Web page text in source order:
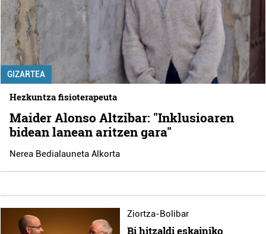
GIZARTEA
Hezkuntza fisioterapeuta
Maider Alonso Altzibar: "Inklusioaren
bidean lanean aritzen gara"
Nerea Bedialauneta Alkorta
Ziortza-Bolibar
Bi hitzaldi eskainiko